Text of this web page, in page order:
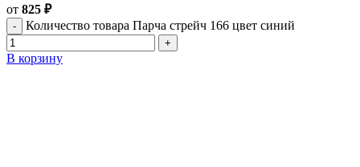
от 825 ₽
Количество товара Парча стрейч 166 цвет синий
В корзину